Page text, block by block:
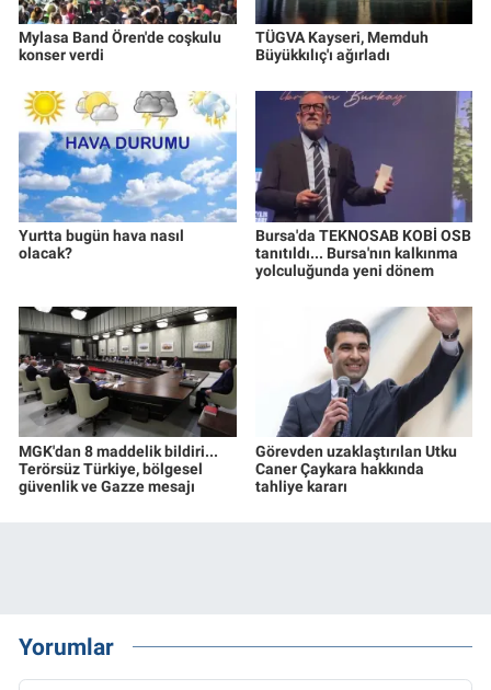
Mylasa Band Ören'de coşkulu
konser verdi
TÜGVA Kayseri, Memduh
Büyükkılıç'ı ağırladı
Yurtta bugün hava nasıl
olacak?
Bursa'da TEKNOSAB KOBİ OSB
tanıtıldı... Bursa'nın kalkınma
yolculuğunda yeni dönem
MGK'dan 8 maddelik bildiri...
Terörsüz Türkiye, bölgesel
güvenlik ve Gazze mesajı
Görevden uzaklaştırılan Utku
Caner Çaykara hakkında
tahliye kararı
Yorumlar